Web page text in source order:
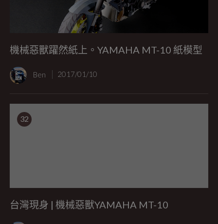
機械惡獸躍然紙上。YAMAHA MT-10 紙模型
Ben 2017/01/10
32
台灣現身 | 機械惡獸YAMAHA MT-10